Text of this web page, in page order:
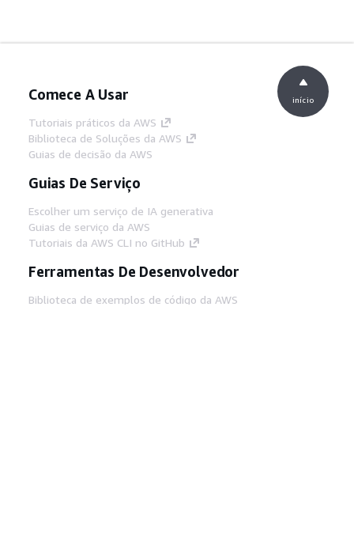
Comece A Usar
Tutoriais práticos da AWS
Biblioteca de Soluções da AWS
Guias de decisão da AWS
Guias De Serviço
Escolher um serviço de IA generativa
Guias de serviço da AWS
Tutoriais da AWS CLI no GitHub
Ferramentas De Desenvolvedor
Biblioteca de exemplos de código da AWS
início